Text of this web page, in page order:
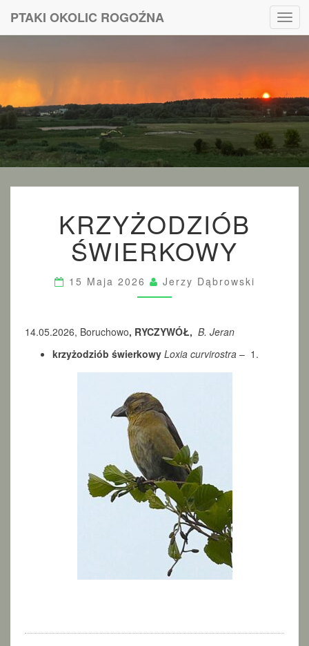
PTAKI OKOLIC ROGOŹNA
PTAKI
OKOLIC
ROGOŹNA
R
Z
Y
Ż
D
Z
Ó
Ś
W
E
R
K
O
W
KRZYŻODZIÓB
ŚWIERKOWY
15 Maja 2026 Jerzy Dąbrowski
14.05.2026, Boruchowo, RYCZYWÓŁ, B. Jeran
krzyżodziób świerkowy Loxia curvirostra – 1.